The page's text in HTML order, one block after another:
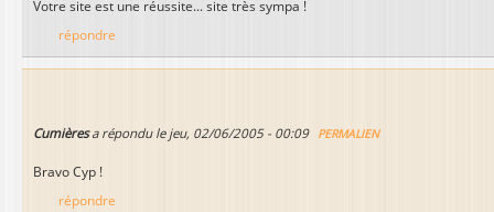
Votre site est une réussite... site très sympa !
répondre
Cumièresa répondu le jeu, 02/06/2005 - 00:09 PERMALIEN
Bravo Cyp !
répondre